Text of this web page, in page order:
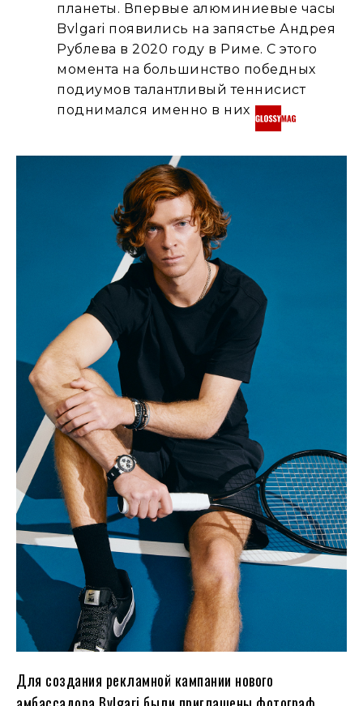
планеты. Впервые алюминиевые часы
Bvlgari появились на запястье Андрея
Рублева в 2020 году в Риме. С этого
момента на большинство победных
подиумов талантливый теннисист
поднимался именно в них
Для создания рекламной кампании нового